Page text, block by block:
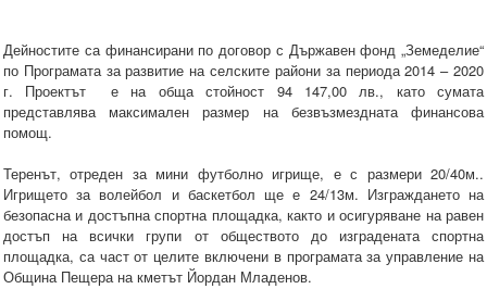
Дейностите са финансирани по договор с Държавен фонд „Земеделие“
по Програмата за развитие на селските райони за периода 2014 – 2020
г. Проектът е на обща стойност 94 147,00 лв., като сумата
представлява максимален размер на безвъзмездната финансова
помощ.
Теренът, отреден за мини футболно игрище, е с размери 20/40м..
Игрището за волейбол и баскетбол ще е 24/13м. Изграждането на
безопасна и достъпна спортна площадка, както и осигуряване на равен
достъп на всички групи от обществото до изградената спортна
площадка, са част от целите включени в програмата за управление на
Община Пещера на кметът Йордан Младенов.